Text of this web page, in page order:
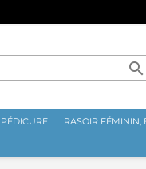
search
RASOIR FÉMININ,